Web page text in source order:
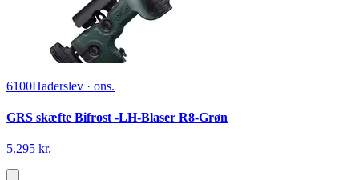
6100Haderslev · ons.
GRS skæfte Bifrost -LH-Blaser R8-Grøn
5.295 kr.